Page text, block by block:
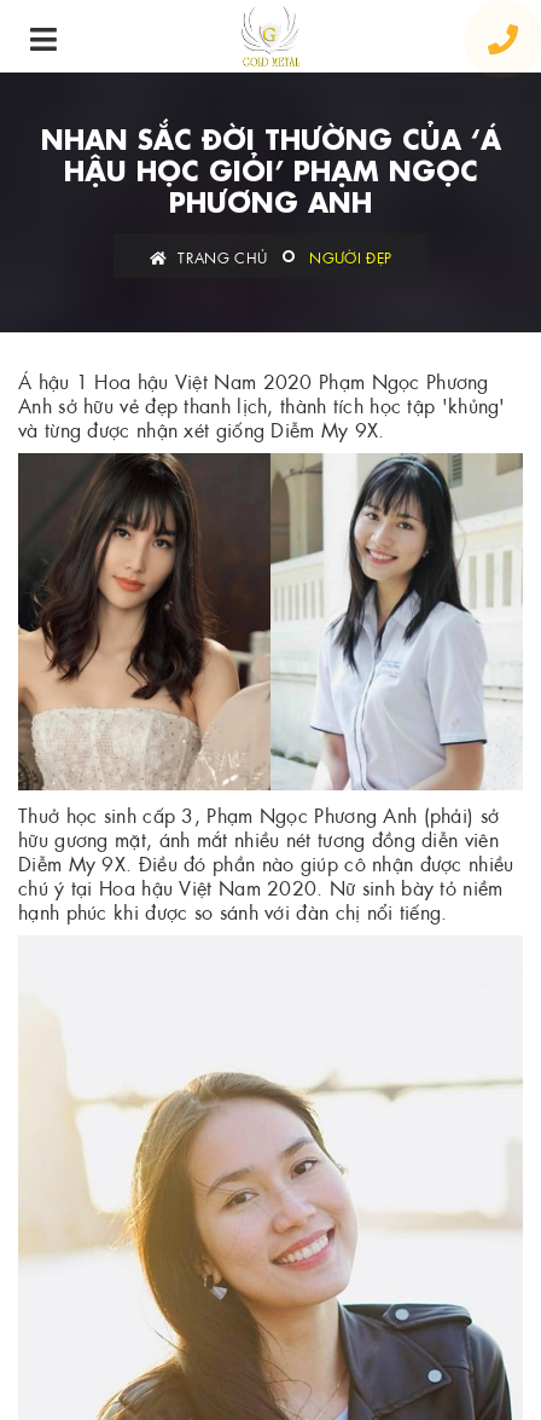
NHAN SẮC ĐỜI THƯỜNG CỦA ‘Á
HẬU HỌC GIỎI’ PHẠM NGỌC
PHƯƠNG ANH
TRANG CHỦ NGƯỜI ĐẸP
Á hậu 1 Hoa hậu Việt Nam 2020 Phạm Ngọc Phương
Anh sở hữu vẻ đẹp thanh lịch, thành tích học tập 'khủng'
và từng được nhận xét giống Diễm My 9X.
Thuở học sinh cấp 3, Phạm Ngọc Phương Anh (phải) sở
hữu gương mặt, ánh mắt nhiều nét tương đồng diễn viên
Diễm My 9X. Điều đó phần nào giúp cô nhận được nhiều
chú ý tại Hoa hậu Việt Nam 2020. Nữ sinh bày tỏ niềm
hạnh phúc khi được so sánh với đàn chị nổi tiếng.